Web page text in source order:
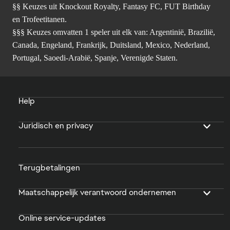
§§ Keuzes uit Knockout Royalty, Fantasy FC, FUT Birthday
en Trofeetitanen.
§§§ Keuzes omvatten 1 speler uit elk van: Argentinië, Brazilië,
Canada, Engeland, Frankrijk, Duitsland, Mexico, Nederland,
Portugal, Saoedi-Arabië, Spanje, Verenigde Staten.
Help
Juridisch en privacy
Terugbetalingen
Maatschappelijk verantwoord ondernemen
Online service-updates